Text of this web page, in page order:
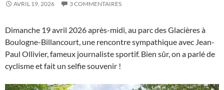
AVRIL 19, 2026 3 COMMENTAIRES
Dimanche 19 avril 2026 après-midi, au parc des Glacières à
Boulogne-Billancourt, une rencontre sympathique avec Jean-
Paul Ollivier, fameux journaliste sportif. Bien sûr, on a parlé de
cyclisme et fait un selfie souvenir !